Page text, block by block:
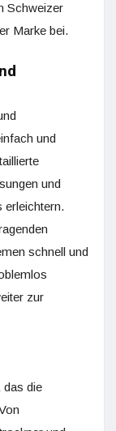
Schweizer
Marke bei.
und
und
erleichtern.
schnell und
zur
das die